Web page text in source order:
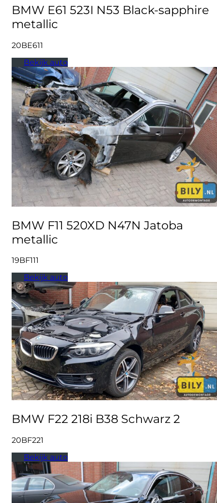
BMW E61 523I N53 Black-sapphire
metallic
20BE611
Bekijk auto
BMW F11 520XD N47N Jatoba
metallic
19BF111
Bekijk auto
BMW F22 218i B38 Schwarz 2
20BF221
Bekijk auto